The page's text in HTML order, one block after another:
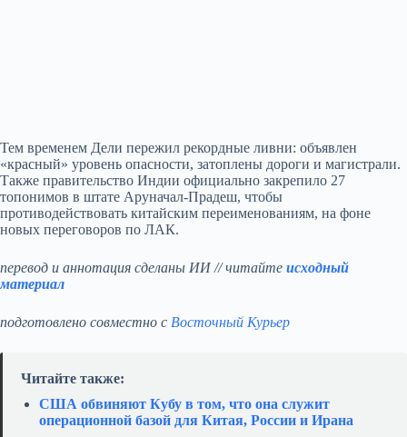
Тем временем Дели пережил рекордные ливни: объявлен
«красный» уровень опасности, затоплены дороги и магистрали.
Также правительство Индии официально закрепило 27
топонимов в штате Аруначал‑Прадеш, чтобы
противодействовать китайским переименованиям, на фоне
новых переговоров по ЛАК.
перевод и аннотация сделаны ИИ // читайте исходный
материал
подготовлено совместно с Восточный Курьер
Читайте также:
США обвиняют Кубу в том, что она служит
операционной базой для Китая, России и Ирана